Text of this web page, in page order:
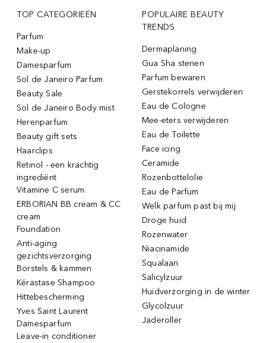
TOP CATEGORIEËN
Parfum
Make-up
Damesparfum
Sol de Janeiro Parfum
Beauty Sale
Sol de Janeiro Body mist
Herenparfum
Beauty gift sets
Haarclips
Retinol - een krachtig
ingrediënt
Vitamine C serum
ERBORIAN BB cream & CC
cream
Foundation
Anti-aging
gezichtsverzorging
Borstels & kammen
Kérastase Shampoo
Hittebescherming
Yves Saint Laurent
Damesparfum
Leave-in conditioner
POPULAIRE BEAUTY
TRENDS
Dermaplaning
Gua Sha stenen
Parfum bewaren
Gerstekorrels verwijderen
Eau de Cologne
Mee-eters verwijderen
Eau de Toilette
Face icing
Ceramide
Rozenbottelolie
Eau de Parfum
Welk parfum past bij mij
Droge huid
Rozenwater
Niacinamide
Squalaan
Salicylzuur
Huidverzorging in de winter
Glycolzuur
Jaderoller